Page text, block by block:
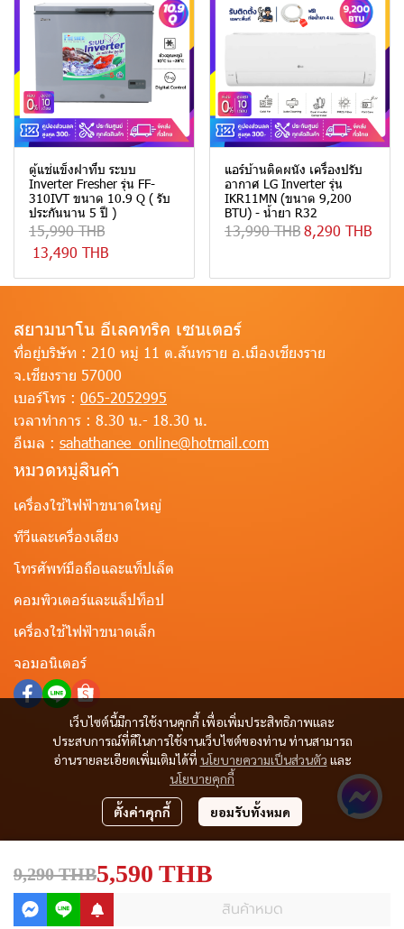
ตู้แช่แข็งฝาทึบ ระบบ
Inverter Fresher รุ่น FF-
310IVT ขนาด 10.9 Q ( รับ
ประกันนาน 5 ปี )
15,990 THB
13,490 THB
แอร์บ้านติดผนัง เครื่องปรับ
อากาศ LG Inverter รุ่น
IKR11MN (ขนาด 9,200
BTU) - น้ำยา R32
13,990 THB8,290 THB
9,290 THB5,590 THB
สินค้าหมด
เว็บไซต์นี้มีการใช้งานคุกกี้ เพื่อเพิ่มประสิทธิภาพและ
ประสบการณ์ที่ดีในการใช้งานเว็บไซต์ของท่าน ท่านสามารถ
อ่านรายละเอียดเพิ่มเติมได้ที่ นโยบายความเป็นส่วนตัว และ
นโยบายคุกกี้
ตั้งค่าคุกกี้ ยอมรับทั้งหมด
สยามนาโน อีเลคทริค เซนเตอร์
ที่อยู่บริษัท : 210 หมู่ 11 ต.สันทราย อ.เมืองเชียงราย
จ.เชียงราย 57000
เบอร์โทร : 065-2052995
เวลาทำการ : 8.30 น.- 18.30 น.
อีเมล : sahathanee_online@hotmail.com
หมวดหมู่สินค้า
เครื่องใช้ไฟฟ้าขนาดใหญ่
ทีวีและเครื่องเสียง
โทรศัพท์มือถือและแท็ปเล็ต
คอมพิวเตอร์และแล็ปท็อป
เครื่องใช้ไฟฟ้าขนาดเล็ก
จอมอนิเตอร์